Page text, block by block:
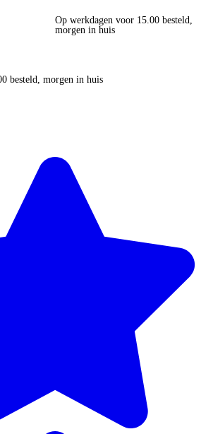
Op werkdagen voor 15.00 besteld,
morgen in huis
besteld, morgen in huis